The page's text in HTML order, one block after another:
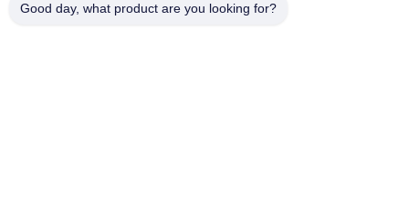
Good day, what product are you looking for?